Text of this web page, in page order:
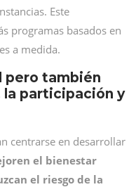
Este
programas basados en
a medida.
pero también
la participación y
centrarse en desarrollar
el bienestar
el riesgo de la